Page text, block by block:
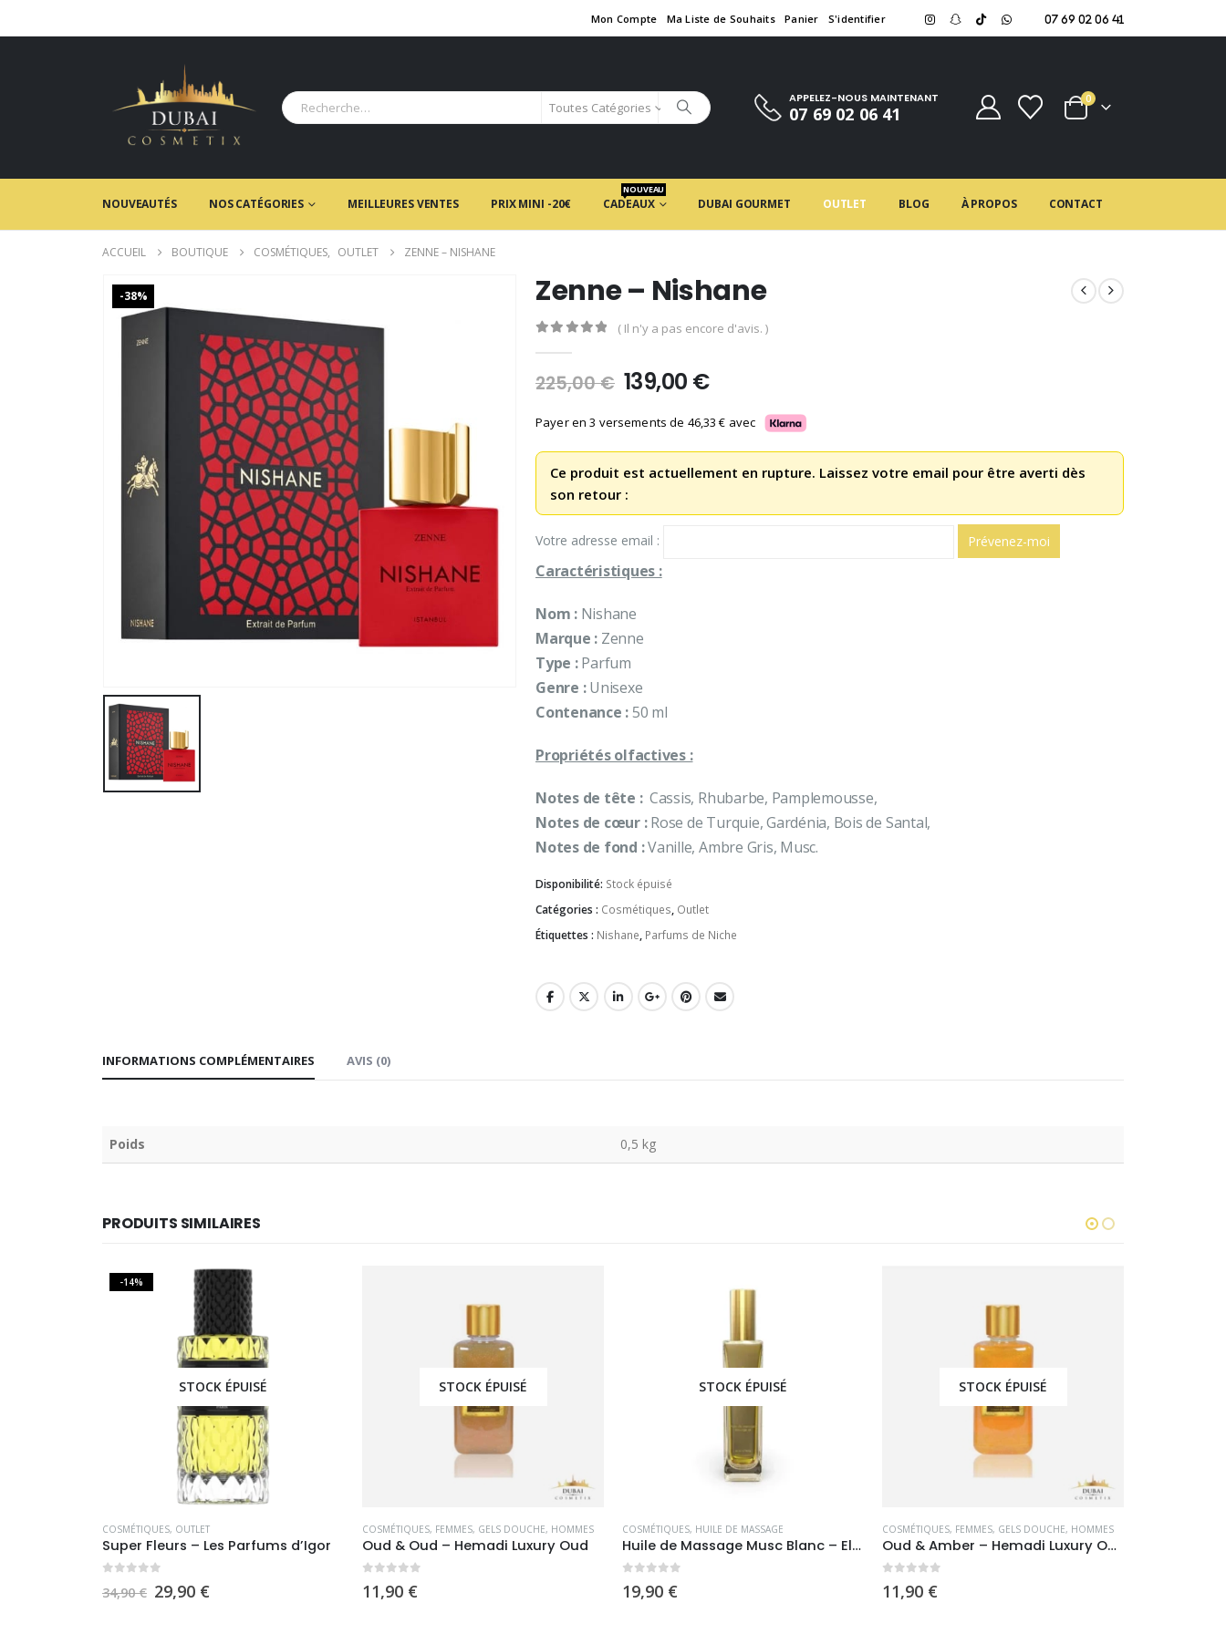
Mon Compte Ma Liste de Souhaits Panier S'identifier 07 69 02 06 41
Toutes Catégories
APPELEZ-NOUS MAINTENANT
07 69 02 06 41
0
NOUVEAUTÉS NOS CATÉGORIES MEILLEURES VENTES PRIX MINI -20€ CADEAUX
NOUVEAU
DUBAI GOURMET OUTLET BLOG À PROPOS CONTACT
ACCUEIL BOUTIQUE COSMÉTIQUES, OUTLET ZENNE – NISHANE
-38% Zenne – Nishane
( Il n'y a pas encore d'avis. )
225,00€ Le
prix
initial
était :
225,00 €.
139,00 €Le
actuel
est :
139,00 €.
Payer en 3 versements de 46,33€ avec
Ce produit est actuellement en rupture. Laissez votre email pour être averti dès
son retour :
Votre adresse email :
Caractéristiques :
Nom :Nishane
Marque : Zenne
Type :Parfum
Genre :Unisexe
Contenance :50 ml
Propriétés olfactives :
Notes de tête : Cassis, Rhubarbe, Pamplemousse,
Notes de cœur :Rose de Turquie, Gardénia, Bois de Santal,
Notes de fond :Vanille, Ambre Gris, Musc.
Disponibilité: Stock épuisé
Catégories : Cosmétiques, Outlet
Étiquettes : Nishane, Parfums de Niche
INFORMATIONS COMPLÉMENTAIRES AVIS (0)
Poids 0,5 kg
PRODUITS SIMILAIRES
-14%
STOCK ÉPUISÉ
COSMÉTIQUES, OUTLET
Super Fleurs – Les Parfums d’Igor
34,90€ Le
prix
29,90 €Le
STOCK ÉPUISÉ
COSMÉTIQUES, FEMMES, GELS DOUCHE, HOMMES
Oud & Oud – Hemadi Luxury Oud
11,90 €
STOCK ÉPUISÉ
COSMÉTIQUES, HUILE DE MASSAGE
Huile de Massage Musc Blanc – El Nabil
19,90 €
STOCK ÉPUISÉ
COSMÉTIQUES, FEMMES, GELS DOUCHE, HOMMES
Oud & Amber – Hemadi Luxury Oud
11,90 €